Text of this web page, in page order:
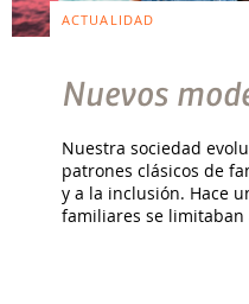
ACTUALIDAD
Nuevos
Nuestra sociedad
patrones clásicos de
y a la inclusión. Hace
familiares se